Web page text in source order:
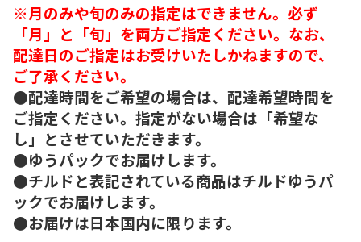
※月のみや旬のみの指定はできません。必ず
「月」と「旬」を両方ご指定ください。なお、
配達日のご指定はお受けいたしかねますので、
ご了承ください。
●配達時間をご希望の場合は、配達希望時間を
ご指定ください。指定がない場合は「希望な
し」とさせていただきます。
●ゆうパックでお届けします。
●チルドと表記されている商品はチルドゆうパ
ックでお届けします。
●お届けは日本国内に限ります。